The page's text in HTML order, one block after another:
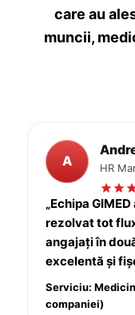
care au
muncii,
A HR
„Echipa
rezolvat tot
angajați în
excelentă și
Serviciu:
companiei)